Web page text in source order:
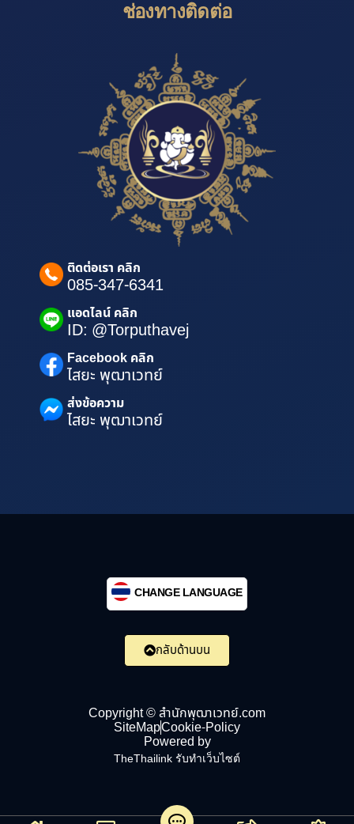
ช่องทางติดต่อ
ติดต่อเรา คลิก
085-347-6341
แอดไลน์ คลิก
ID: @Torputhavej
Facebook คลิก
ไสยะ พุฒาเวทย์
ส่งข้อความ
ไสยะ พุฒาเวทย์
Copyright © สำนักพุฒาเวทย์.com
SiteMapCookie-Policy
Powered by
TheThailink รับทำเว็บไซต์
CHANGE LANGUAGE
กลับด้านบน